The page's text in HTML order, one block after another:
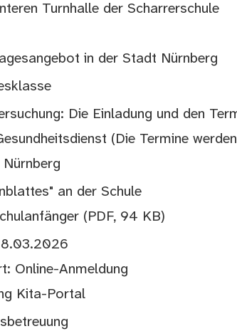
Turnhalle der Scharrerschule
in der Stadt Nürnberg
Die Einladung und den
(Die Termine
an der Schule
(PDF, 94 KB)
Online-Anmeldung
Kita-Portal